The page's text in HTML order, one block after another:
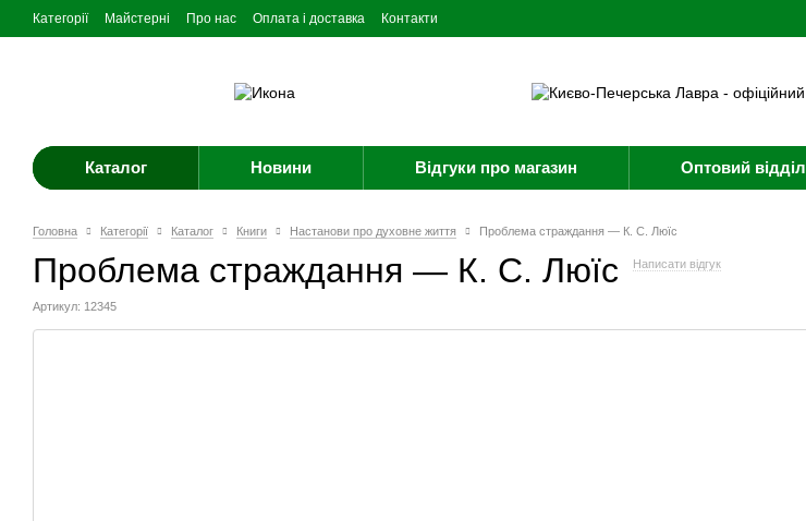
Категорії Майстерні Про нас Оплата і доставка Контакти
Каталог Новини Відгуки про магазин Оптовий відділ
Головна Категорії Каталог Книги Настанови про духовне життя Проблема страждання — К. С. Люїс
Проблема страждання — К. С. Люїс Написати відгук
Артикул: 12345